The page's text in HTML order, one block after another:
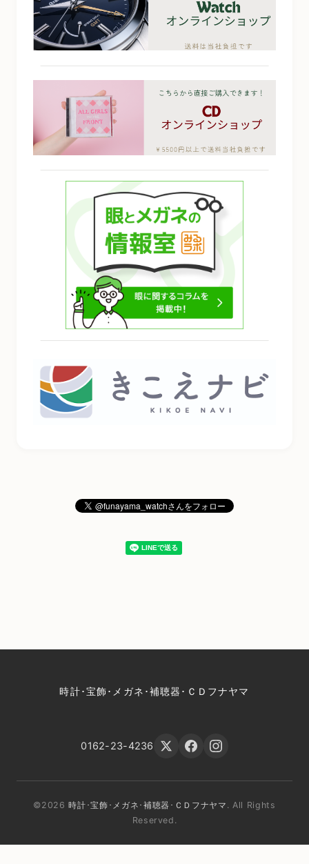
時計･宝飾･メガネ･補聴器･ＣＤフナヤマ
0162-23-4236
©2026時計･宝飾･メガネ･補聴器･ＣＤフナヤマ . All Rights
Reserved.